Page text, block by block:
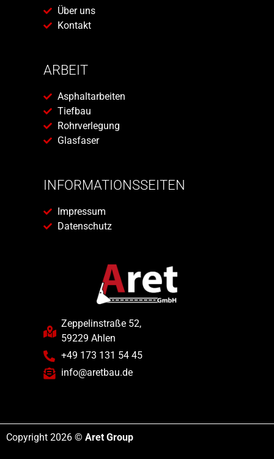
Über uns
Kontakt
ARBEIT
Asphaltarbeiten
Tiefbau
Rohrverlegung
Glasfaser
INFORMATIONSSEITEN
Impressum
Datenschutz
Zeppelinstraße 52,
59229 Ahlen
+49 173 131 54 45
info@aretbau.de
Copyright 2026 © Aret Group